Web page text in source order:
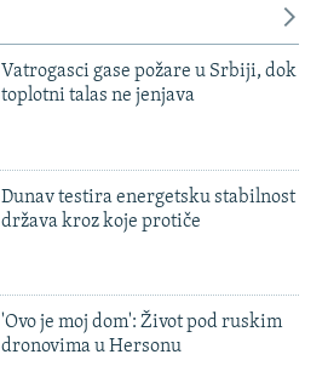
Vatrogasci gase požare u Srbiji, dok
toplotni talas ne jenjava
Dunav testira energetsku stabilnost
država kroz koje protiče
'Ovo je moj dom': Život pod ruskim
dronovima u Hersonu